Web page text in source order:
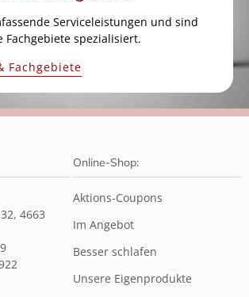
Serviceleistungen und sind
Fachgebiete spezialisiert.
Fachgebiete
4663
Online-Shop:
Aktions-Coupons
Im Angebot
Besser schlafen
Unsere Eigenprodukte